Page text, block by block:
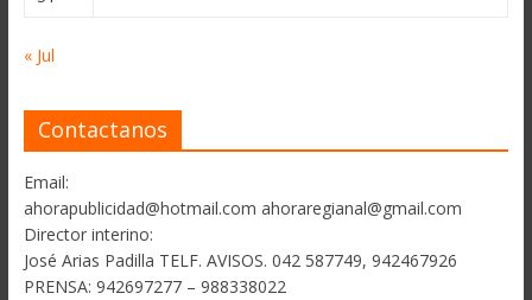
« Jul
Contactanos
Email:
ahorapublicidad@hotmail.com ahoraregianal@gmail.com
Director interino:
José Arias Padilla TELF. AVISOS. 042 587749, 942467926
PRENSA: 942697277 – 988338022